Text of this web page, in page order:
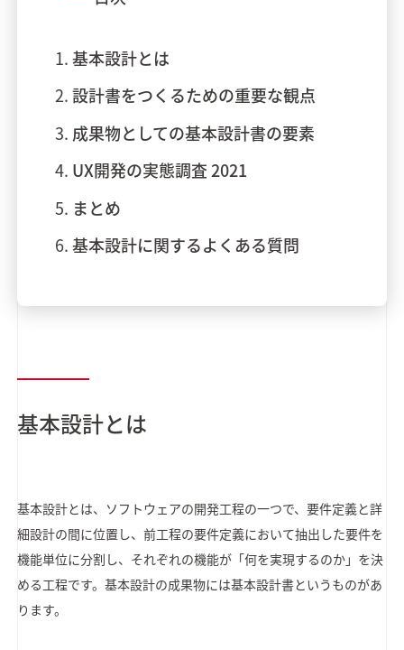
基本設計とは
設計書をつくるための重要な観点
成果物としての基本設計書の要素
UX開発の実態調査 2021
まとめ
基本設計に関するよくある質問
基本設計とは
基本設計とは、ソフトウェアの開発工程の一つで、要件定義と詳
細設計の間に位置し、前工程の要件定義において抽出した要件を
機能単位に分割し、それぞれの機能が「何を実現するのか」を決
める工程です。基本設計の成果物には基本設計書というものがあ
ります。